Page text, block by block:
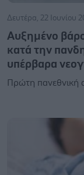
Δευτέρα, 22 Ιουνίου
Αυξημένο
κατά την
υπέρβαρα
Πρώτη πανεθνική